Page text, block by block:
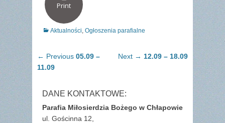
Print
Categories
Aktualności Ogłoszenia parafialne
Nawigacja
wpisu
← Previous Previous
05.09 –
11.09
Next → Next
12.09 – 18.09
DANE KONTAKTOWE:
Parafia Miłosierdzia Bożego w Chłapowie
ul. Gościnna 12,